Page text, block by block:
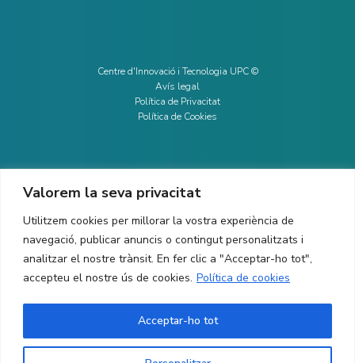
Valorem la seva privacitat
Utilitzem cookies per millorar la vostra experiència de
navegació, publicar anuncis o contingut personalitzats i
analitzar el nostre trànsit. En fer clic a "Acceptar-ho tot",
accepteu el nostre ús de cookies. Política de cookies
Acceptar-ho tot
Centre d'Innovació i Tecnologia UPC ©
Avís legal
Política de Privacitat
Política de Cookies
CONTACTE
Ed. K2M (Planta 1, Oficina 106)
C/ Jordi Girona 1-3
08034 Barcelona (Espanya)
+34 93 405 44 03